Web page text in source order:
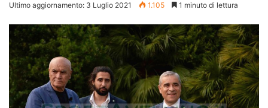
Ultimo aggiornamento: 3 Luglio 2021 1.105 1 minuto di lettura